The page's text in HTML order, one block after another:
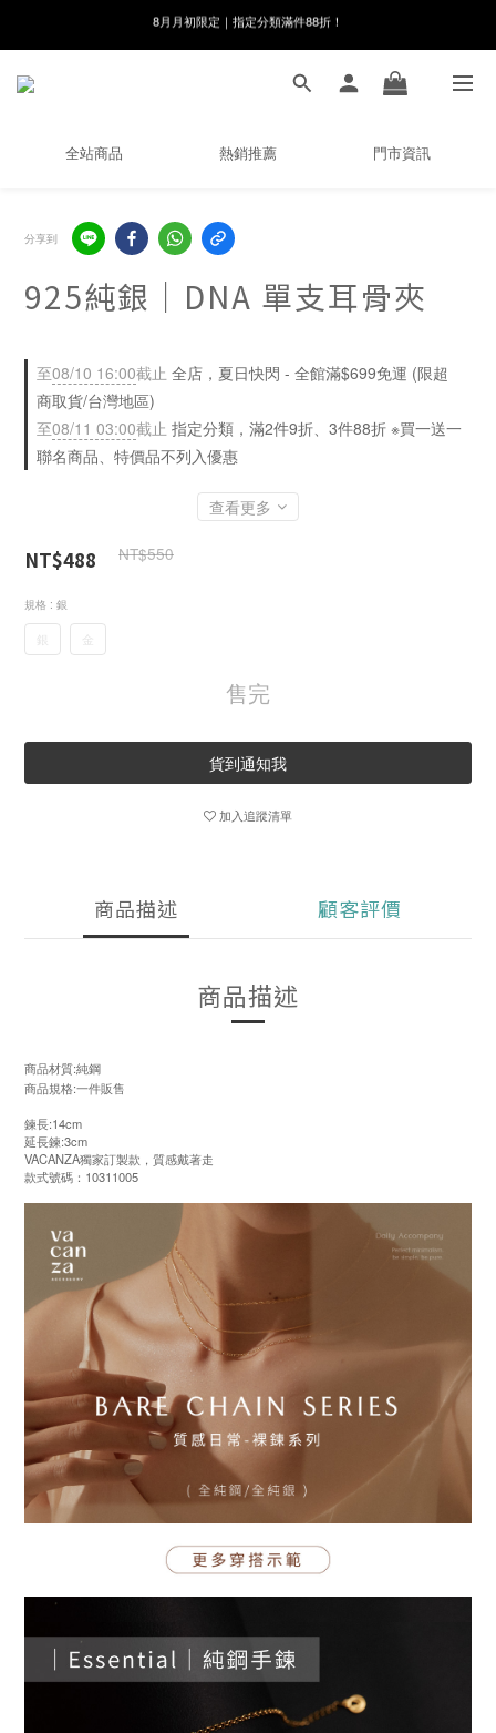
8月月初限定｜指定分類滿件88折！
線在，好事發生｜祈願新品 第2件享9折
🌸新會員限定🌸註冊送$100購物金
全站商品 熱銷推薦 門市資訊
分享到
925純銀｜DNA 單支耳骨夾
至08/10 16:00截止 全店，夏日快閃 - 全館滿$699免運 (限超
商取貨/台灣地區)
至08/11 03:00截止 指定分類，滿2件9折、3件88折 ※買一送一
聯名商品、特價品不列入優惠
查看更多
NT$550
NT$488
規格 : 銀
銀 金
售完
貨到通知我
加入追蹤清單
商品描述 顧客評價
商品描述
商品材質:純鋼
商品規格:一件販售
鍊長:14cm
延長鍊:3cm
VACANZA獨家訂製款，質感戴著走
款式號碼：10311005